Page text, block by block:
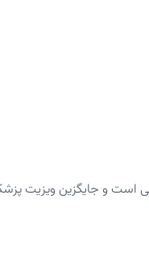
است و جایگزین ویزیت